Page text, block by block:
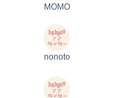
MOMO
nonoto